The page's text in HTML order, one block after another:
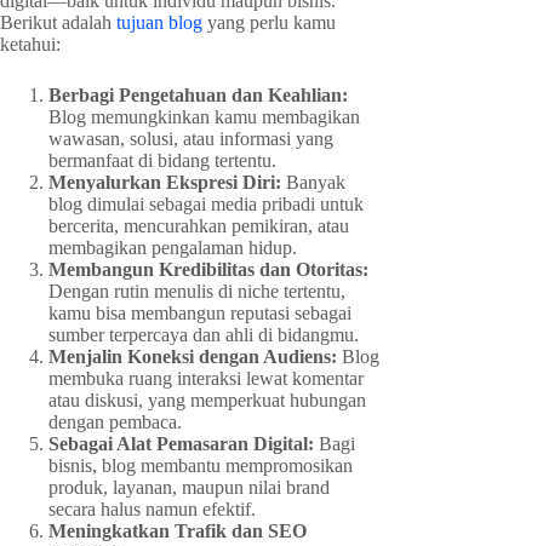
Berikut adalah tujuan blog yang perlu kamu
ketahui:
Berbagi Pengetahuan dan Keahlian:
Blog memungkinkan kamu membagikan
wawasan, solusi, atau informasi yang
bermanfaat di bidang tertentu.
Menyalurkan Ekspresi Diri: Banyak
blog dimulai sebagai media pribadi untuk
bercerita, mencurahkan pemikiran, atau
membagikan pengalaman hidup.
Membangun Kredibilitas dan Otoritas:
Dengan rutin menulis di niche tertentu,
kamu bisa membangun reputasi sebagai
sumber terpercaya dan ahli di bidangmu.
Menjalin Koneksi dengan Audiens: Blog
membuka ruang interaksi lewat komentar
atau diskusi, yang memperkuat hubungan
dengan pembaca.
Sebagai Alat Pemasaran Digital: Bagi
bisnis, blog membantu mempromosikan
produk, layanan, maupun nilai brand
secara halus namun efektif.
Meningkatkan Trafik dan SEO